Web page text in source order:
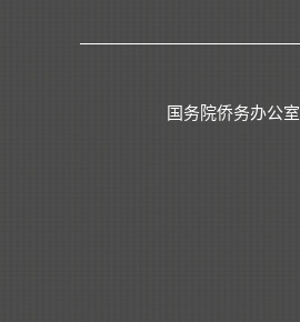
国务院侨务办公室